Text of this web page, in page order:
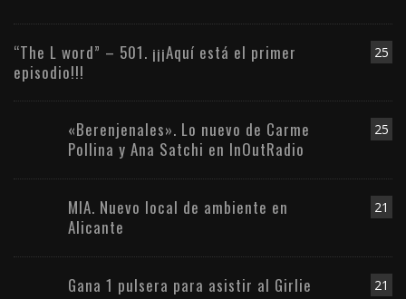
25
“The L word” – 501. ¡¡¡Aquí está el primer
episodio!!!
25
«Berenjenales». Lo nuevo de Carme
Pollina y Ana Satchi en InOutRadio
21
MIA. Nuevo local de ambiente en
Alicante
21
Gana 1 pulsera para asistir al Girlie